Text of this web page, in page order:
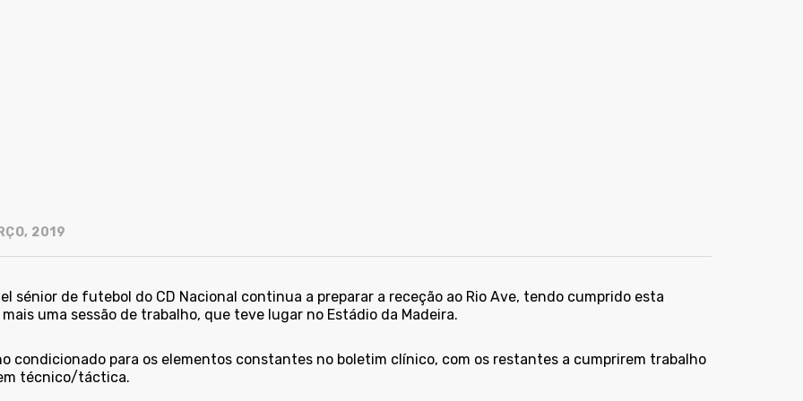
2019
sénior de futebol do CD Nacional continua a preparar a receção ao Rio Ave, tendo cumprido esta
uma sessão de trabalho, que teve lugar no Estádio da Madeira.
condicionado para os elementos constantes no boletim clínico, com os restantes a cumprirem trabalho
técnico/táctica.